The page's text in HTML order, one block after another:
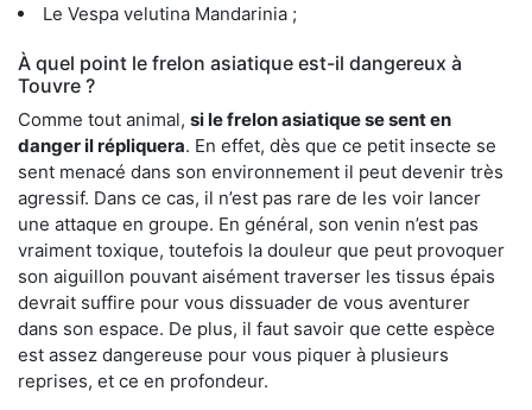
Le Vespa velutina Mandarinia ;
À quel point le frelon asiatique est-il dangereux à
Touvre ?
Comme tout animal, si le frelon asiatique se sent en
danger il répliquera. En effet, dès que ce petit insecte se
sent menacé dans son environnement il peut devenir très
agressif. Dans ce cas, il n’est pas rare de les voir lancer
une attaque en groupe. En général, son venin n’est pas
vraiment toxique, toutefois la douleur que peut provoquer
son aiguillon pouvant aisément traverser les tissus épais
devrait suffire pour vous dissuader de vous aventurer
dans son espace. De plus, il faut savoir que cette espèce
est assez dangereuse pour vous piquer à plusieurs
reprises, et ce en profondeur.